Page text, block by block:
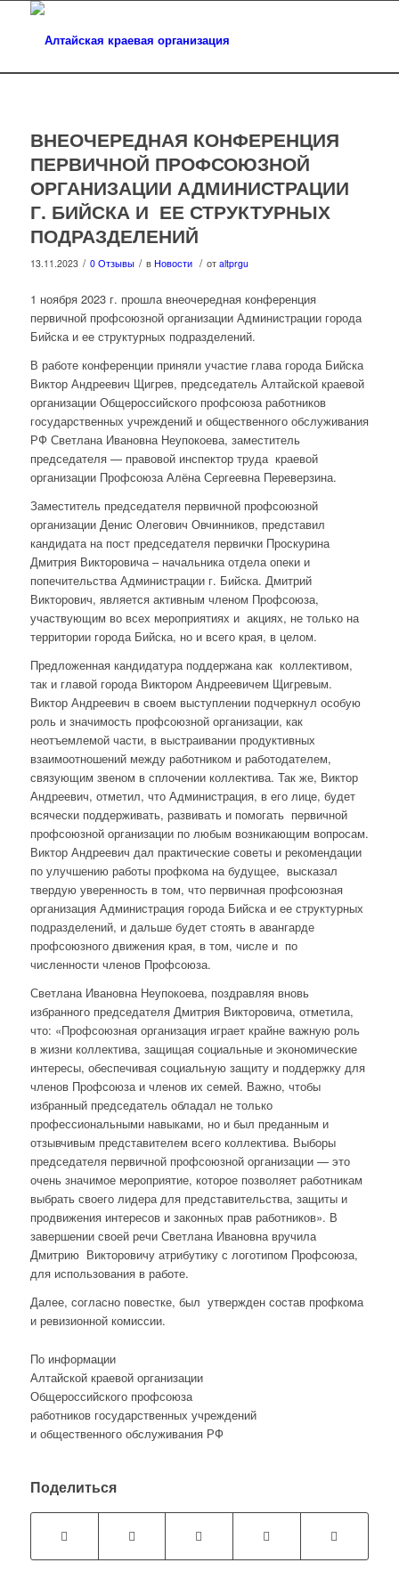
ВНЕОЧЕРЕДНАЯ КОНФЕРЕНЦИЯ
ПЕРВИЧНОЙ ПРОФСОЮЗНОЙ
ОРГАНИЗАЦИИ АДМИНИСТРАЦИИ
Г. БИЙСКА И ЕЕ СТРУКТУРНЫХ
ПОДРАЗДЕЛЕНИЙ
13.11.2023 / 0 Отзывы / в Новости / от altprgu
1 ноября 2023 г. прошла внеочередная конференция
первичной профсоюзной организации Администрации города
Бийска и ее структурных подразделений.
В работе конференции приняли участие глава города Бийска
Виктор Андреевич Щигрев, председатель Алтайской краевой
организации Общероссийского профсоюза работников
государственных учреждений и общественного обслуживания
РФ Светлана Ивановна Неупокоева, заместитель
председателя — правовой инспектор труда краевой
организации Профсоюза Алёна Сергеевна Переверзина.
Заместитель председателя первичной профсоюзной
организации Денис Олегович Овчинников, представил
кандидата на пост председателя первички Проскурина
Дмитрия Викторовича – начальника отдела опеки и
попечительства Администрации г. Бийска. Дмитрий
Викторович, является активным членом Профсоюза,
участвующим во всех мероприятиях и акциях, не только на
территории города Бийска, но и всего края, в целом.
Предложенная кандидатура поддержана как коллективом,
так и главой города Виктором Андреевичем Щигревым.
Виктор Андреевич в своем выступлении подчеркнул особую
роль и значимость профсоюзной организации, как
неотъемлемой части, в выстраивании продуктивных
взаимоотношений между работником и работодателем,
связующим звеном в сплочении коллектива. Так же, Виктор
Андреевич, отметил, что Администрация, в его лице, будет
всячески поддерживать, развивать и помогать первичной
профсоюзной организации по любым возникающим вопросам.
Виктор Андреевич дал практические советы и рекомендации
по улучшению работы профкома на будущее, высказал
твердую уверенность в том, что первичная профсоюзная
организация Администрация города Бийска и ее структурных
подразделений, и дальше будет стоять в авангарде
профсоюзного движения края, в том, числе и по
численности членов Профсоюза.
Светлана Ивановна Неупокоева, поздравляя вновь
избранного председателя Дмитрия Викторовича, отметила,
что: «Профсоюзная организация играет крайне важную роль
в жизни коллектива, защищая социальные и экономические
интересы, обеспечивая социальную защиту и поддержку для
членов Профсоюза и членов их семей. Важно, чтобы
избранный председатель обладал не только
профессиональными навыками, но и был преданным и
отзывчивым представителем всего коллектива. Выборы
председателя первичной профсоюзной организации — это
очень значимое мероприятие, которое позволяет работникам
выбрать своего лидера для представительства, защиты и
продвижения интересов и законных прав работников». В
завершении своей речи Светлана Ивановна вручила
Дмитрию Викторовичу атрибутику с логотипом Профсоюза,
для использования в работе.
Далее, согласно повестке, был утвержден состав профкома
и ревизионной комиссии.
По информации
Алтайской краевой организации
Общероссийского профсоюза
работников государственных учреждений
и общественного обслуживания РФ
Поделиться